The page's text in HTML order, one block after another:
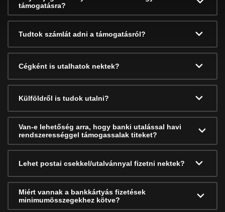
támogatásra?
Tudtok számlát adni a támogatásról?
Cégként is utalhatok nektek?
Külföldről is tudok utalni?
Van-e lehetőség arra, hogy banki utalással havi
rendszerességgel támogassalak titeket?
Lehet postai csekkel/utalvánnyal fizetni nektek?
Miért vannak a bankkártyás fizetések
minimumösszegekhez kötve?